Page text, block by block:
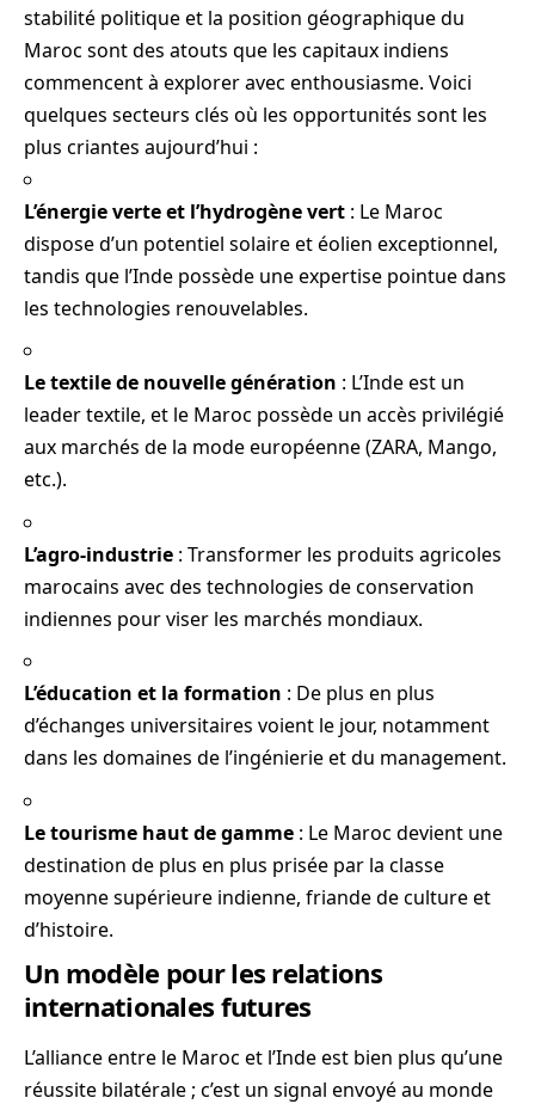
stabilité politique et la position géographique du
Maroc sont des atouts que les capitaux indiens
commencent à explorer avec enthousiasme. Voici
quelques secteurs clés où les opportunités sont les
plus criantes aujourd’hui :
L’énergie verte et l’hydrogène vert : Le Maroc
dispose d’un potentiel solaire et éolien exceptionnel,
tandis que l’Inde possède une expertise pointue dans
les technologies renouvelables.
Le textile de nouvelle génération : L’Inde est un
leader textile, et le Maroc possède un accès privilégié
aux marchés de la mode européenne (ZARA, Mango,
etc.).
L’agro-industrie : Transformer les produits agricoles
marocains avec des technologies de conservation
indiennes pour viser les marchés mondiaux.
L’éducation et la formation : De plus en plus
d’échanges universitaires voient le jour, notamment
dans les domaines de l’ingénierie et du management.
Le tourisme haut de gamme : Le Maroc devient une
destination de plus en plus prisée par la classe
moyenne supérieure indienne, friande de culture et
d’histoire.
Un modèle pour les relations
internationales futures
L’alliance entre le Maroc et l’Inde est bien plus qu’une
réussite bilatérale ; c’est un signal envoyé au monde